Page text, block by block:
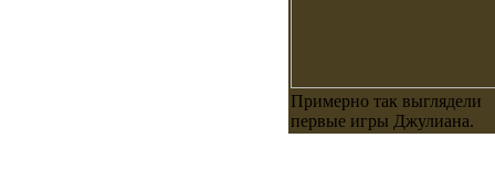
Примерно так выглядели
первые игры Джулиана.